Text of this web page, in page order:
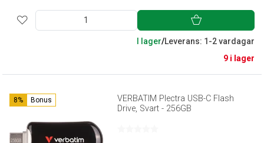
I lager/Leverans: 1-2 vardagar
9 i lager
8% Bonus
VERBATIM Plectra USB-C Flash
Drive, Svart - 256GB